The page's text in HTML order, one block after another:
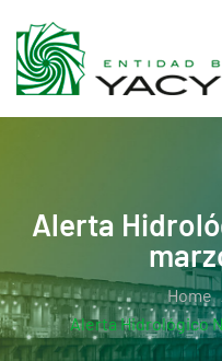
Alerta
Home
Alerta Hidrológico